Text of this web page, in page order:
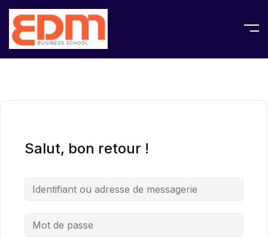
Salut, bon retour !